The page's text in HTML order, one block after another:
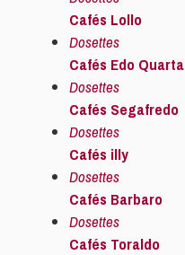
Cafés Lollo
Dosettes
Cafés Edo Quarta
Dosettes
Cafés Segafredo
Dosettes
Cafés illy
Dosettes
Cafés Barbaro
Dosettes
Cafés Toraldo